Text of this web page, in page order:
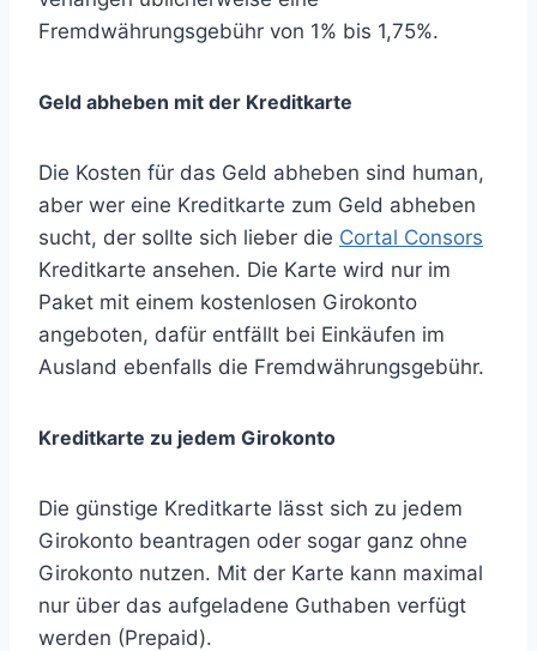
Fremdwährungsgebühr von 1% bis 1,75%.
Geld abheben mit der Kreditkarte
Die Kosten für das Geld abheben sind human,
aber wer eine Kreditkarte zum Geld abheben
sucht, der sollte sich lieber die Cortal Consors
Kreditkarte ansehen. Die Karte wird nur im
Paket mit einem kostenlosen Girokonto
angeboten, dafür entfällt bei Einkäufen im
Ausland ebenfalls die Fremdwährungsgebühr.
Kreditkarte zu jedem Girokonto
Die günstige Kreditkarte lässt sich zu jedem
Girokonto beantragen oder sogar ganz ohne
Girokonto nutzen. Mit der Karte kann maximal
nur über das aufgeladene Guthaben verfügt
werden (Prepaid).